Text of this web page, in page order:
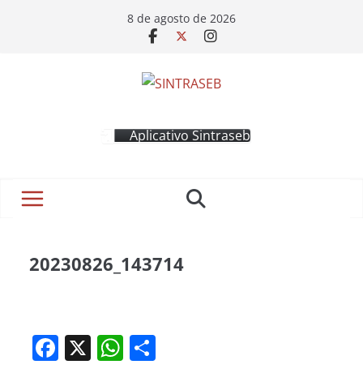
8 de agosto de 2026
Aplicativo Sintraseb
20230826_143714
F X W